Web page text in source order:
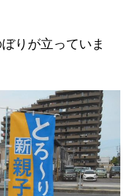
りが立っていま